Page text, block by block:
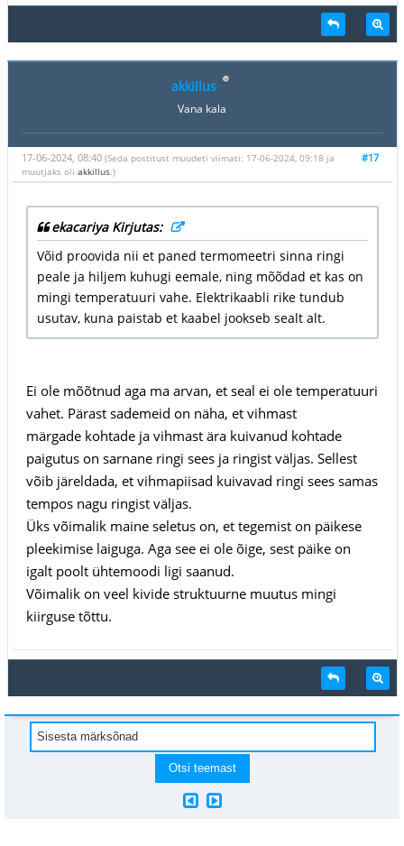
akkillus
Vana kala
#17
17-06-2024, 08:40 (Seda postitust muudeti viimati: 17-06-2024, 09:18 ja
muutjaks oli akkillus.)
ekacariya Kirjutas:
Võid proovida nii et paned termomeetri sinna ringi
peale ja hiljem kuhugi eemale, ning mõõdad et kas on
mingi temperatuuri vahe. Elektrikaabli rike tundub
usutav, kuna paistab et kaabel jookseb sealt alt.
Ei ole mõõtnud aga ma arvan, et seal ei ole temperatuuri
vahet. Pärast sademeid on näha, et vihmast
märgade kohtade ja vihmast ära kuivanud kohtade
paigutus on sarnane ringi sees ja ringist väljas. Sellest
võib järeldada, et vihmapiisad kuivavad ringi sees samas
tempos nagu ringist väljas.
Üks võimalik maine seletus on, et tegemist on päikese
pleekimise laiguga. Aga see ei ole õige, sest päike on
igalt poolt ühtemoodi ligi saanud.
Võimalik on veel kivide struktuurne muutus mingi
kiirguse tõttu.